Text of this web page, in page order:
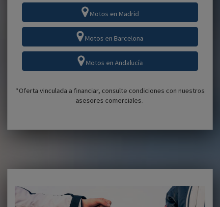
Motos en Madrid
Motos en Barcelona
Motos en Andalucía
*Oferta vinculada a financiar, consulte condiciones con nuestros
asesores comerciales.